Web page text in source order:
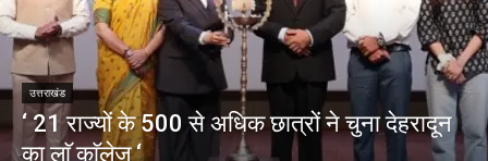
उत्तराखंड
‘ 21 राज्यों के 500 से अधिक छात्रों ने चुना देहरादून
का लाॅ काॅलेज ‘